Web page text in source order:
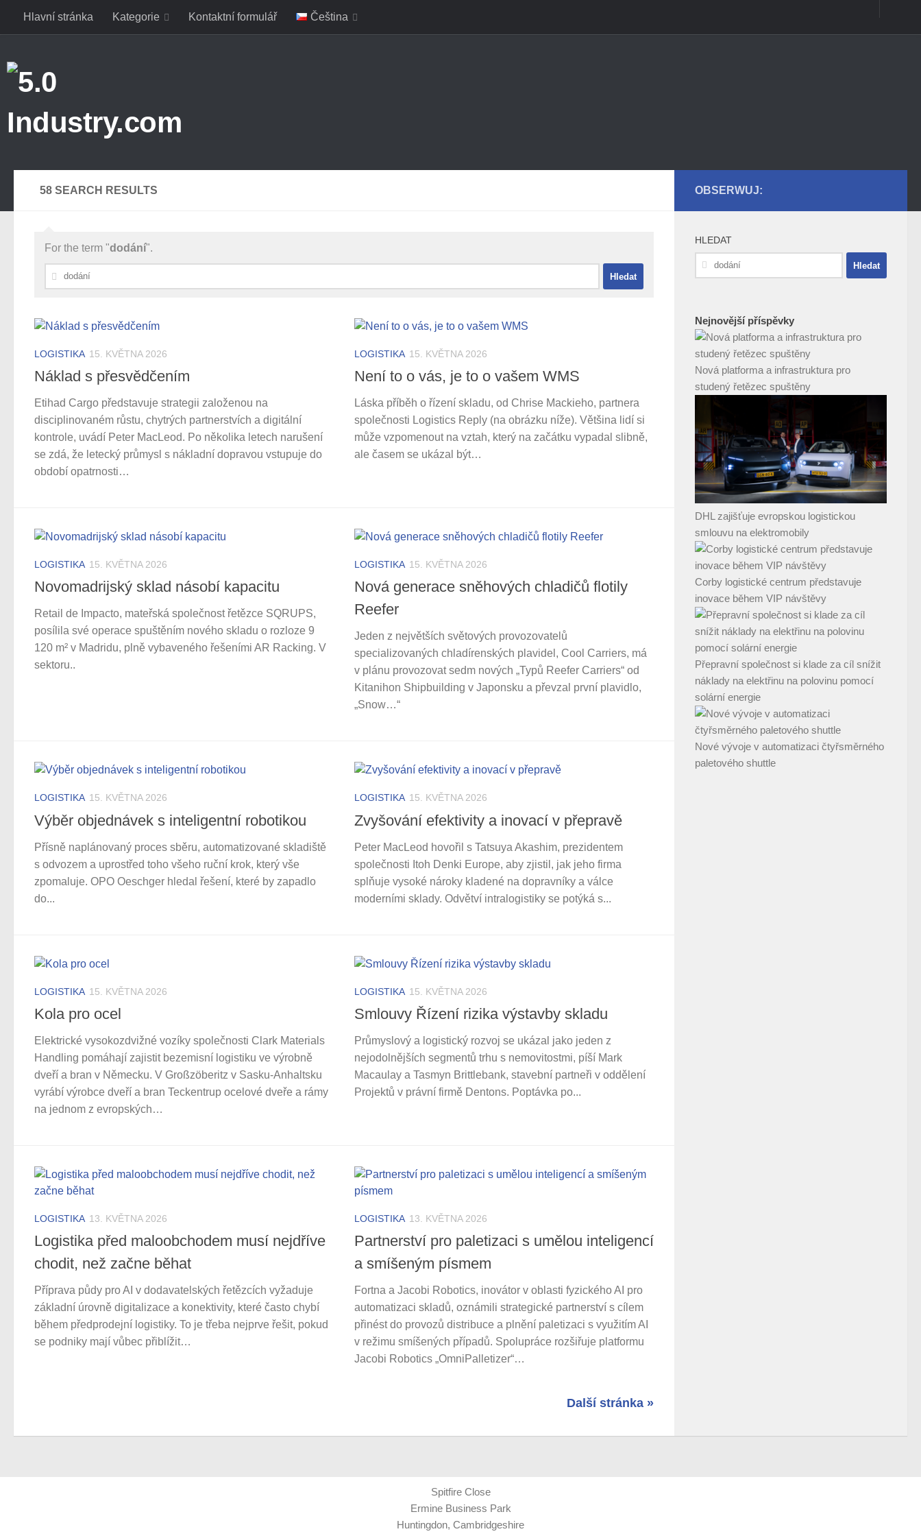
Skip to content
Hlavní stránka Kategorie Kontaktní formulář Čeština
58 SEARCH RESULTS
For the term "dodání".
Vyhledávání
LOGISTIKA 15. KVĚTNA 2026
Náklad s přesvědčením
Etihad Cargo představuje strategii založenou na
disciplinovaném růstu, chytrých partnerstvích a digitální
kontrole, uvádí Peter MacLeod. Po několika letech narušení
se zdá, že letecký průmysl s nákladní dopravou vstupuje do
období opatrnosti…
LOGISTIKA 15. KVĚTNA 2026
Není to o vás, je to o vašem WMS
Láska příběh o řízení skladu, od Chrise Mackieho, partnera
společnosti Logistics Reply (na obrázku níže). Většina lidí si
může vzpomenout na vztah, který na začátku vypadal slibně,
ale časem se ukázal být…
LOGISTIKA 15. KVĚTNA 2026
Novomadrijský sklad násobí kapacitu
Retail de Impacto, mateřská společnost řetězce SQRUPS,
posílila své operace spuštěním nového skladu o rozloze 9
120 m² v Madridu, plně vybaveného řešeními AR Racking. V
sektoru..
LOGISTIKA 15. KVĚTNA 2026
Nová generace sněhových chladičů flotily
Reefer
Jeden z největších světových provozovatelů
specializovaných chladírenských plavidel, Cool Carriers, má
v plánu provozovat sedm nových „Typů Reefer Carriers“ od
Kitanihon Shipbuilding v Japonsku a převzal první plavidlo,
„Snow…“
LOGISTIKA 15. KVĚTNA 2026
Výběr objednávek s inteligentní robotikou
Přísně naplánovaný proces sběru, automatizované skladiště
s odvozem a uprostřed toho všeho ruční krok, který vše
zpomaluje. OPO Oeschger hledal řešení, které by zapadlo
do...
LOGISTIKA 15. KVĚTNA 2026
Zvyšování efektivity a inovací v přepravě
Peter MacLeod hovořil s Tatsuya Akashim, prezidentem
společnosti Itoh Denki Europe, aby zjistil, jak jeho firma
splňuje vysoké nároky kladené na dopravníky a válce
moderními sklady. Odvětví intralogistiky se potýká s...
LOGISTIKA 15. KVĚTNA 2026
Kola pro ocel
Elektrické vysokozdvižné vozíky společnosti Clark Materials
Handling pomáhají zajistit bezemisní logistiku ve výrobně
dveří a bran v Německu. V Großzöberitz v Sasku-Anhaltsku
vyrábí výrobce dveří a bran Teckentrup ocelové dveře a rámy
na jednom z evropských…
LOGISTIKA 15. KVĚTNA 2026
Smlouvy Řízení rizika výstavby skladu
Průmyslový a logistický rozvoj se ukázal jako jeden z
nejodolnějších segmentů trhu s nemovitostmi, píší Mark
Macaulay a Tasmyn Brittlebank, stavební partneři v oddělení
Projektů v právní firmě Dentons. Poptávka po...
LOGISTIKA 13. KVĚTNA 2026
Logistika před maloobchodem musí nejdříve
chodit, než začne běhat
Příprava půdy pro AI v dodavatelských řetězcích vyžaduje
základní úrovně digitalizace a konektivity, které často chybí
během předprodejní logistiky. To je třeba nejprve řešit, pokud
se podniky mají vůbec přiblížit…
LOGISTIKA 13. KVĚTNA 2026
Partnerství pro paletizaci s umělou inteligencí
a smíšeným písmem
Fortna a Jacobi Robotics, inovátor v oblasti fyzického AI pro
automatizaci skladů, oznámili strategické partnerství s cílem
přinést do provozů distribuce a plnění paletizaci s využitím AI
v režimu smíšených případů. Spolupráce rozšiřuje platformu
Jacobi Robotics „OmniPalletizer“…
Další stránka »
OBSERWUJ:
HLEDAT
Vyhledávání
Nejnovější příspěvky
Nová platforma a infrastruktura pro
studený řetězec spuštěny
DHL zajišťuje evropskou logistickou
smlouvu na elektromobily
Corby logistické centrum představuje
inovace během VIP návštěvy
Přepravní společnost si klade za cíl snížit
náklady na elektřinu na polovinu pomocí
solární energie
Nové vývoje v automatizaci čtyřsměrného
paletového shuttle
Spitfire Close
Ermine Business Park
Huntingdon, Cambridgeshire